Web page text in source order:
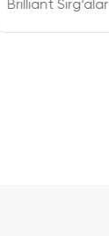
Brilliant Sirg‘alar